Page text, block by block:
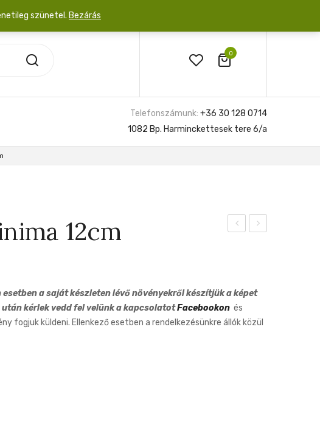
0
Telefonszámunk: +36 30 128 0714
1082 Bp. Harminckettesek tere 6/a
12cm
a saját készleten lévő növényekről készítjük a képet
kérlek vedd fel velünk a kapcsolatotFacebookon és
fogjuk küldeni. Ellenkező esetben a rendelkezésünkre állók közül
szünetel. Bezárás